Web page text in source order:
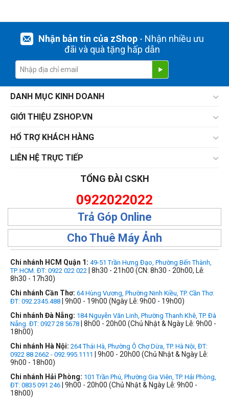
Nhận bản tin của zShop- Nhận nhiều ưu
đãi và quà tặng hấp dẫn
DANH MỤC KINH DOANH
GIỚI THIỆU ZSHOP.VN
HỔ TRỢ KHÁCH HÀNG
LIÊN HỆ TRỰC TIẾP
TỔNG ĐÀI CSKH
0922022022
Trả Góp Online
Cho Thuê Máy Ảnh
Chi nhánh HCM Quận 1: 49-51 Trần Hưng Đạo, Phường Bến Thành,
TP. HCM. ĐT: 0922 022 022 | 8h30 - 21h00 (CN: 8h30 - 20h00, Lễ:
8h30 - 17h30)
Chi nhánh Cần Thơ: 64 Hùng Vương, Phường Ninh Kiều, TP. Cần Thơ.
ĐT: 092.2345.488 | 9h00 - 19h00 (Ngày Lễ: 9h00 - 19h00)
Chi nhánh Đà Nẵng: 184 Nguyễn Văn Linh, Phường Thanh Khê, TP. Đà
Nẵng. ĐT: 0927 28 5678 | 8h00 - 20h00 (Chủ Nhật & Ngày Lễ: 9h00 -
18h00)
Chi nhánh Hà Nội: 264 Thái Hà, Phường Ô Chợ Dừa, TP. Hà Nội, ĐT:
0922 88 2662 - 092.995.1111
| 9h00 - 20h00 (Chủ Nhật & Ngày Lễ:
9h00 - 18h00)
Chi nhánh Hải Phòng: 101 Trần Phú, Phường Gia Viên, TP. Hải Phòng,
ĐT: 0835 091 246 | 9h00 - 20h00 (Chủ Nhật & Ngày Lễ: 9h00 -
18h00)